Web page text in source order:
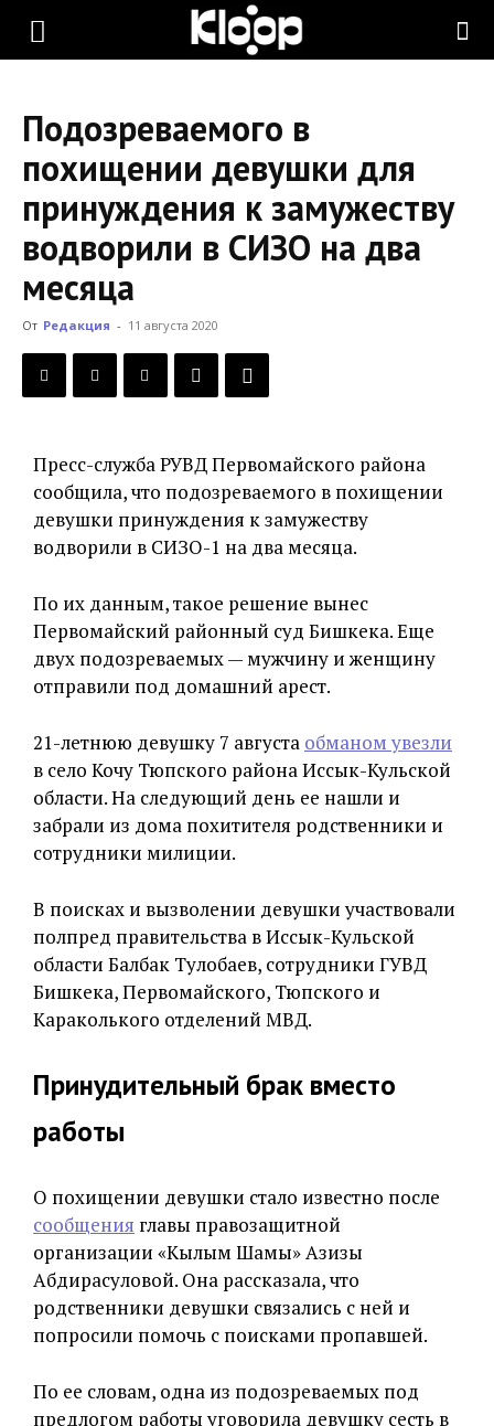
KLOOP.KG
Новости
Кыргызстана
Подозреваемого в
похищении девушки для
принуждения к замужеству
водворили в СИЗО на два
месяца
От Редакция - 11 августа 2020
Пресс-служба РУВД Первомайского района
сообщила, что подозреваемого в похищении
девушки принуждения к замужеству
водворили в СИЗО-1 на два месяца.
По их данным, такое решение вынес
Первомайский районный суд Бишкека. Еще
двух подозреваемых — мужчину и женщину
отправили под домашний арест.
21-летнюю девушку 7 августа обманом увезли
в село Кочу Тюпского района Иссык-Кульской
области. На следующий день ее нашли и
забрали из дома похитителя родственники и
сотрудники милиции.
В поисках и вызволении девушки участвовали
полпред правительства в Иссык-Кульской
области Балбак Тулобаев, сотрудники ГУВД
Бишкека, Первомайского, Тюпского и
Караколького отделений МВД.
Принудительный брак вместо
работы
О похищении девушки стало известно после
сообщения главы правозащитной
организации «Кылым Шамы» Азизы
Абдирасуловой. Она рассказала, что
родственники девушки связались с ней и
попросили помочь с поисками пропавшей.
По ее словам, одна из подозреваемых под
предлогом работы уговорила девушку сесть в